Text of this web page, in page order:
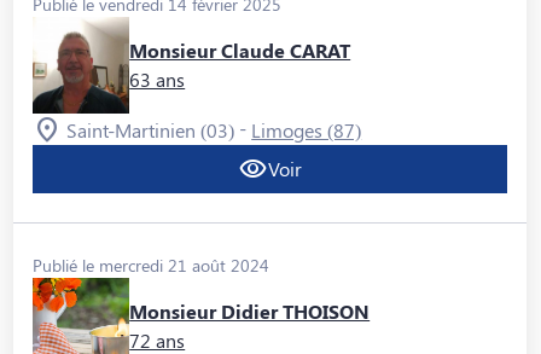
Monsieur Claude CARAT
63 ans
Saint-Martinien (03) - Limoges (87)
Voir
Publié le mercredi 21 août 2024
Monsieur Didier THOISON
72 ans